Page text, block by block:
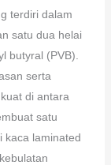
terdiri dalam
satu dua helai
butyral (PVB).
serta
di antara
satu
kaca laminated